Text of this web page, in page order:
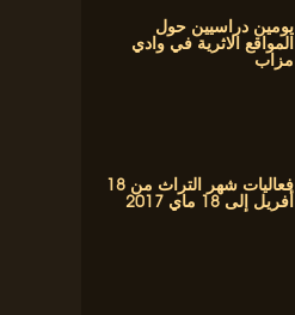
يومين دراسيين حول
المواقع الاثرية في وادي
مزاب
فعاليات شهر التراث من 18
أفريل إلى 18 ماي 2017